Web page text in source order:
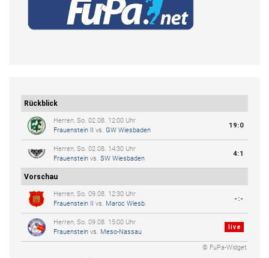
Rückblick
Herren, So. 02.08. 12:00 Uhr
Frauenstein II
vs. GW Wiesbaden
19:0
Herren, So. 02.08. 14:30 Uhr
Frauenstein vs. SW Wiesbaden
4:1
Vorschau
Herren, So. 09.08. 12:30 Uhr
Frauenstein II
vs. Maroc Wiesb.
-:-
Herren, So. 09.08. 15:00 Uhr
Frauenstein vs. Meso-Nassau
live
© FuPa-Widget